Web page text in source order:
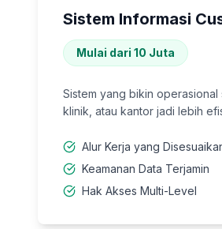
Sistem Informasi
Mulai dari 10 Juta
Sistem yang bikin operasional
klinik, atau kantor jadi lebih
Alur Kerja yang
Keamanan Data Terjamin
Hak Akses Multi-Level